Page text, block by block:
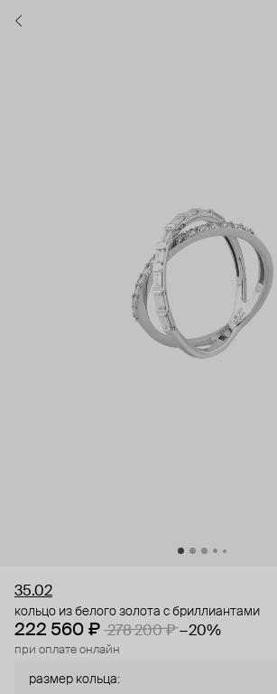
35.02
кольцо из белого золота с бриллиантами
222 560 ₽ 278 200 ₽ −20%
при оплате онлайн
размер кольца: